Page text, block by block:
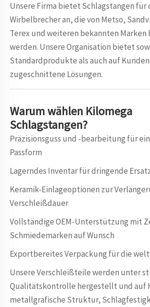
Unsere Firma bietet Schlagstangen für
Wirbelbrecher an, die von Metso,
Terex und weiteren bekannten
werden. Unsere Organisation bietet
Standardprodukte als auch auf
zugeschnittene Lösungen.
Warum wählen Kilomega
Schlagstangen?
Präzisionsguss und -bearbeitung für
Passform
Lagerndes Inventar für dringende
Keramik-Einlageoptionen zur
Verschleißdauer
Vollständige OEM-Unterstützung mit
Schmiedemarken auf Wunsch
Exportbereites Verpackung für die
Unsere Verschleißteile werden unter
Qualitätskontrolle hergestellt und auf
metallgrafische Struktur,